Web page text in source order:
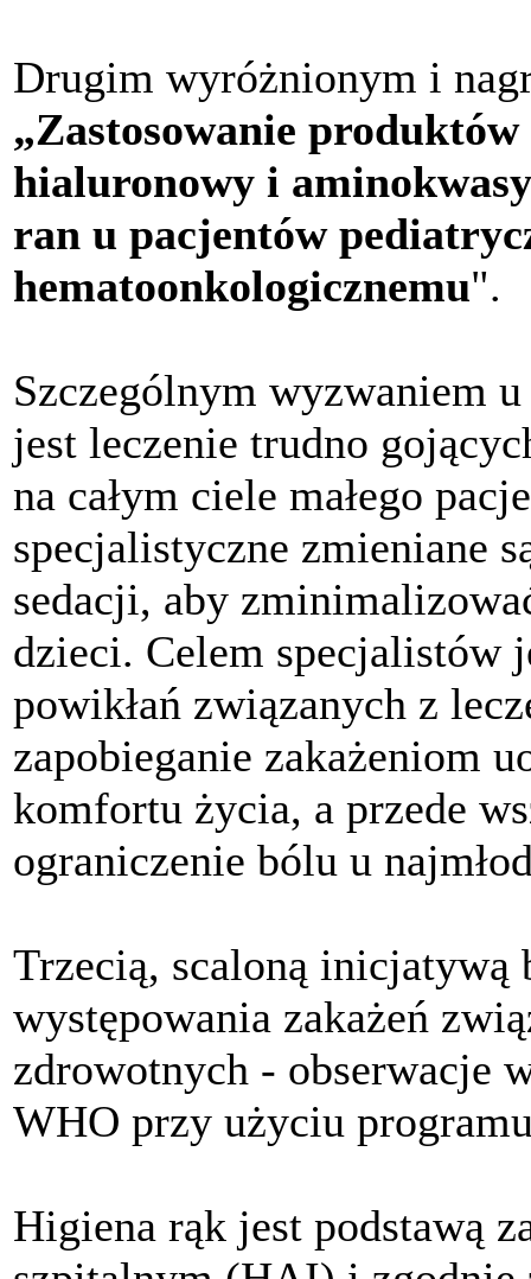
Drugim wyróżnionym i
„Zastosowanie
hialuronowy i
ran u pacjentów
hematoonkologicznemu".
Szczególnym wyzwaniem
jest leczenie trudno
na całym ciele małego
specjalistyczne zmieniane
sedacji, aby
dzieci. Celem specjalistów
powikłań związanych z
zapobieganie zakażeniom
komfortu życia, a przede
ograniczenie bólu u
Trzecią, scaloną inicjatywą
występowania zakażeń
zdrowotnych - obserwacje
WHO przy użyciu
Higiena rąk jest podstawą